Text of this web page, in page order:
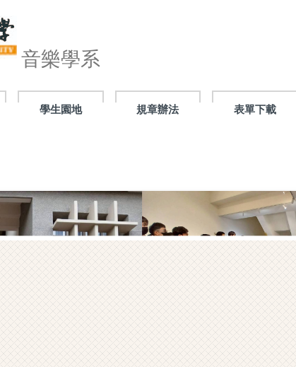
音樂學系
學生園地 規章辦法 表單下載